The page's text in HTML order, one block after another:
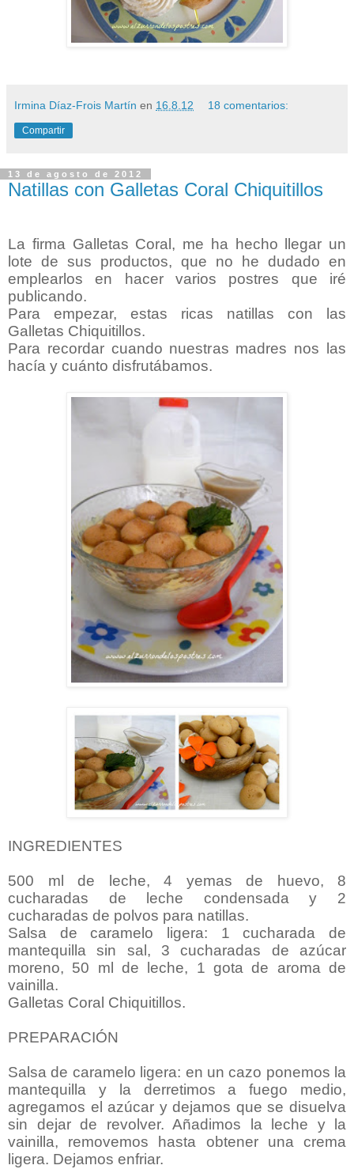
Irmina Díaz-Frois Martín en 16.8.12 18 comentarios:
Compartir
13 de agosto de 2012
Natillas con Galletas Coral Chiquitillos
La firma Galletas Coral , me ha hecho llegar un
lote de sus productos, que no he dudado en
emplearlos en hacer varios postres que iré
publicando.
Para empezar, estas ricas natillas con las
Galletas Chiquitillos.
Para recordar cuando nuestras madres nos las
hacía y cuánto disfrutábamos.
INGREDIENTES
500 ml de leche, 4 yemas de huevo, 8
cucharadas de leche condensada y 2
cucharadas de polvos para natillas.
Salsa de caramelo ligera: 1 cucharada de
mantequilla sin sal, 3 cucharadas de azúcar
moreno, 50 ml de leche, 1 gota de aroma de
vainilla.
Galletas Coral Chiquitillos.
PREPARACIÓN
Salsa de caramelo ligera: en un cazo ponemos la
mantequilla y la derretimos a fuego medio,
agregamos el azúcar y dejamos que se disuelva
sin dejar de revolver. Añadimos la leche y la
vainilla, removemos hasta obtener una crema
ligera. Dejamos enfriar.